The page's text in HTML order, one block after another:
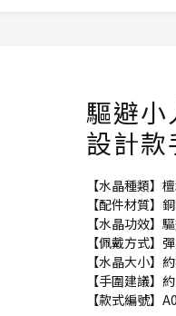
驅避小
設計款
【水晶種類】
【配件材質】
【水晶功效】
【佩戴方式】
【水晶大小】
【手圍建議】
【款式編號】